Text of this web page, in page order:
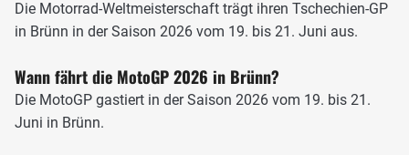
Stundenkilometer erreichen, hat die Strecke zu bieten.
Gewinnen kann man hier also nur mit einem Motorrad, das
verfügt.
Die Motorrad-Weltmeisterschaft trägt ihren Tschechien-GP
in Brünn in der Saison 2026 vom 19. bis 21. Juni aus.
Wann fährt die MotoGP 2026 in Brünn?
Die MotoGP gastiert in der Saison 2026 vom 19. bis 21.
Juni in Brünn.